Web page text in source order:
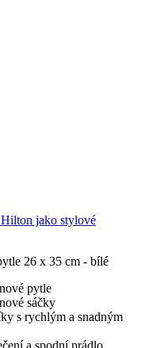
26 x 35 cm - bílé